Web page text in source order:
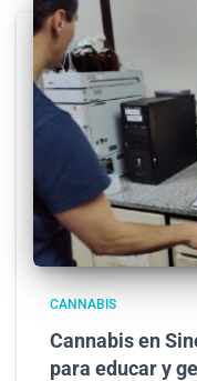
CANNABIS
Cannabis en
para educar y